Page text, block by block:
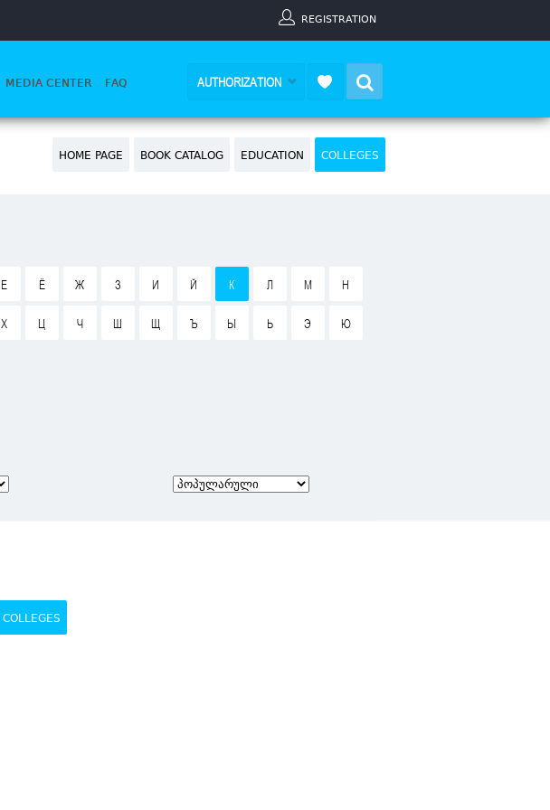
REGISTRATION
MEDIA CENTER FAQ AUTHORIZATION
HOME PAGE BOOK CATALOG EDUCATION COLLEGES
Е Ё Ж З И Й К Л М Н
Х Ц Ч Ш Щ Ъ Ы Ь Э Ю
COLLEGES